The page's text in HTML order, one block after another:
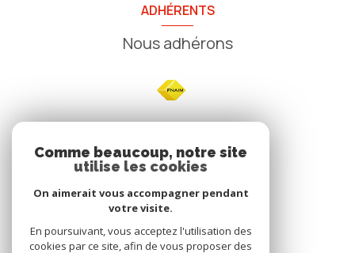
ADHÉRENTS
Nous adhérons
NOS
Comme beaucoup, notre site
utilise les cookies
On aimerait vous accompagner pendant
votre visite.
En poursuivant, vous acceptez l'utilisation des
cookies par ce site, afin de vous proposer des